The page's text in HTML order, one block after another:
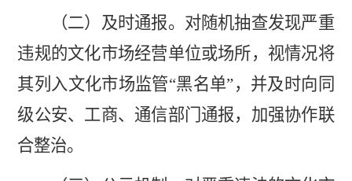
（二）及时通报。对随机抽查发现严重
违规的文化市场经营单位或场所，视情况将
其列入文化市场监管“黑名单”，并及时向同
级公安、工商、通信部门通报，加强协作联
合整治。